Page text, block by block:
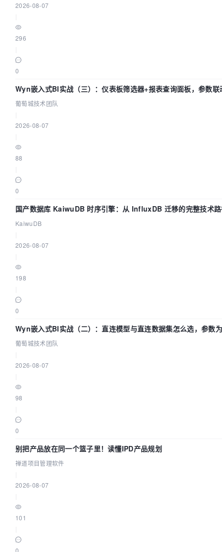
2026-08-07
296
0
Wyn嵌入式BI实战（三）：仪表板筛选器+报表查询面板，参数联
葡萄城技术团队
2026-08-07
88
0
国产数据库 KaiwuDB 时序引擎：从 InfluxDB 迁移的完整技术
KaiwuDB
2026-08-07
198
0
Wyn嵌入式BI实战（二）：直连模型与直连数据集怎么选，参数
葡萄城技术团队
葡萄城技术团队
2026-08-07
98
0
别把产品放在同一个篮子里！读懂IPD产品规划
禅道项目管理软件
2026-08-07
101
0